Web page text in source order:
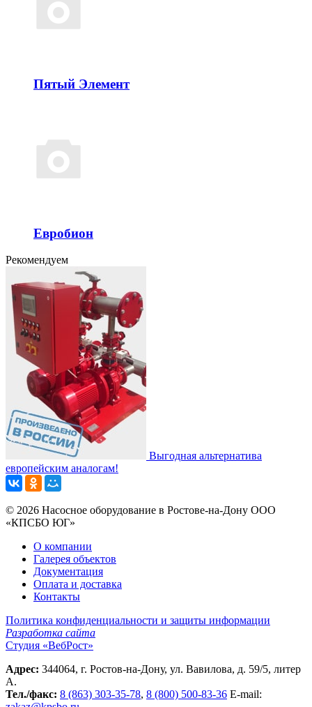
Пятый Элемент
Евробион
Рекомендуем
Выгодная альтернатива
европейским аналогам!
© 2026 Насосное оборудование в Ростове-на-Дону ООО
«КПСБО ЮГ»
О компании
Галерея объектов
Документация
Оплата и доставка
Контакты
Политика конфиденциальности и защиты информации
Разработка сайта
Студия «ВебРост»
Адрес: 344064, г. Ростов-на-Дону, ул. Вавилова, д. 59/5, литер
А.
Тел./факс: 8 (863) 303-35-78, 8 (800) 500-83-36 Е-mail: